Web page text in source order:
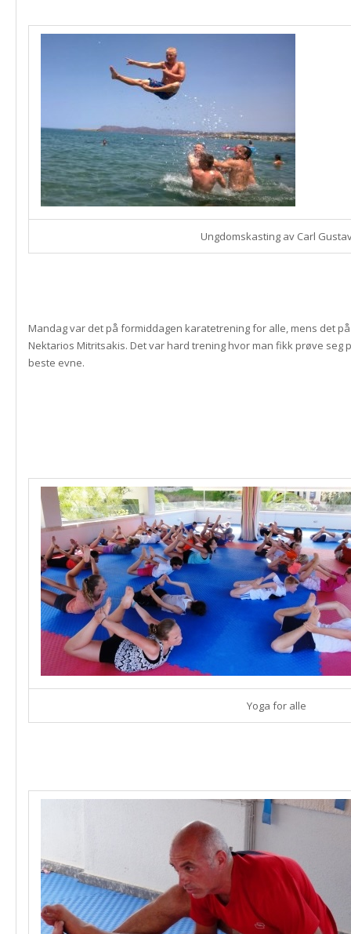
Ungdomskasting av Carl
Mandag var det på formiddagen karatetrening for alle, mens det
Nektarios Mitritsakis. Det var hard trening hvor man fikk prøve seg
beste evne.
Yoga for alle